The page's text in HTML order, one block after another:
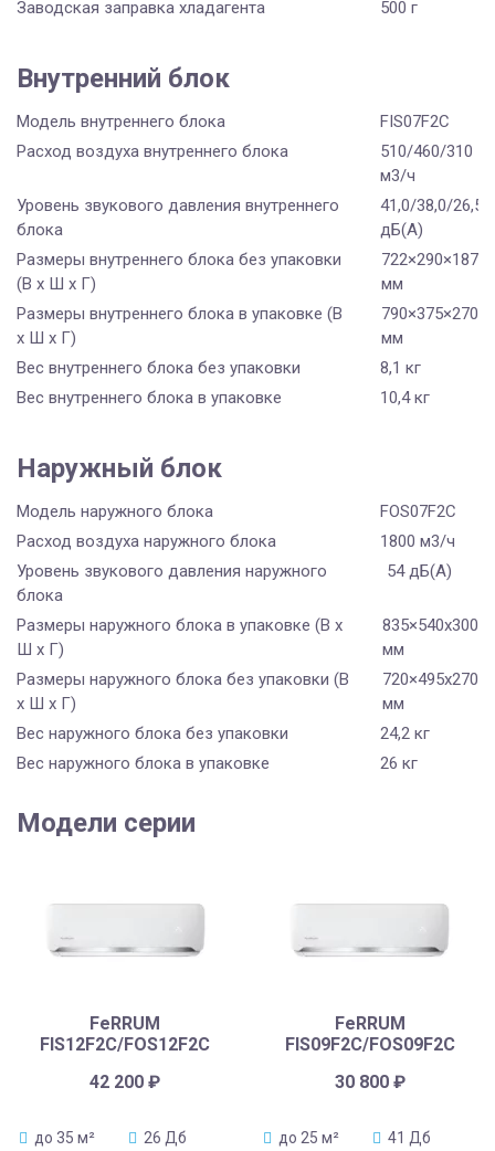
Заводская заправка хладагента 500 г
Внутренний блок
Модель внутреннего блока
FIS07F2С
Расход воздуха внутреннего блока
510/460/310
м3/ч
Уровень звукового давления внутреннего
блока
41,0/38,0/26,5
дБ(А)
Размеры внутреннего блока без упаковки
(В х Ш х Г)
722×290×187
мм
Размеры внутреннего блока в упаковке (В
х Ш х Г)
790×375×270
мм
Вес внутреннего блока без упаковки
8,1 кг
Вес внутреннего блока в упаковке
10,4 кг
Наружный блок
Модель наружного блока
FOS07F2С
Расход воздуха наружного блока
1800 м3/ч
Уровень звукового давления наружного
блока
54 дБ(А)
Размеры наружного блока в упаковке (В х
Ш х Г)
835×540х300
мм
Размеры наружного блока без упаковки (В
х Ш х Г)
720×495х270
мм
Вес наружного блока без упаковки
24,2 кг
Вес наружного блока в упаковке
26 кг
Модели серии
FeRRUM
FIS12F2С/FOS12F2С
42 200₽
до 35 м² 26 Дб
FeRRUM
FIS09F2С/FOS09F2С
30 800 ₽
до 25 м² 41 Дб